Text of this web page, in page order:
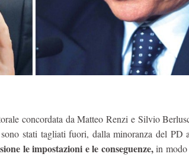
concordata da Matteo Renzi e Silvio
stati tagliati fuori, dalla minoranza del PD
le impostazioni e le conseguenze,in modo